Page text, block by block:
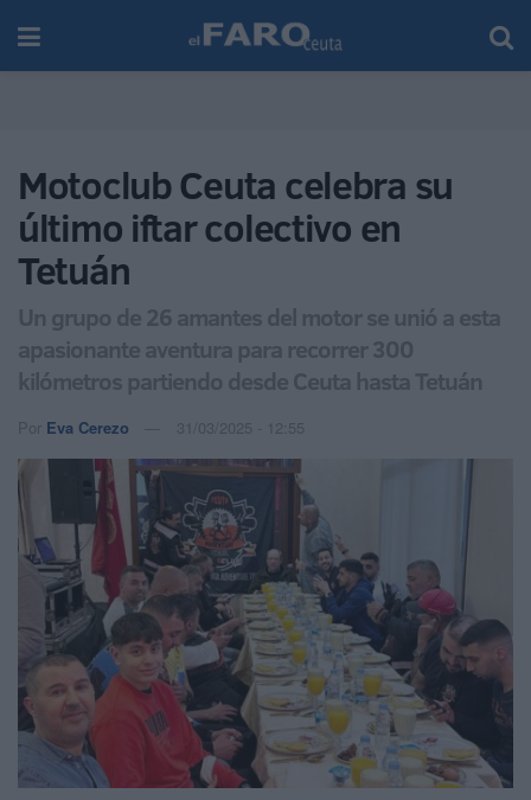
Motoclub Ceuta celebra su
último iftar colectivo en
Tetuán
Un grupo de 26 amantes del motor se unió a esta
apasionante aventura para recorrer 300
kilómetros partiendo desde Ceuta hasta Tetuán
Por Eva Cerezo 31/03/2025 - 12:55